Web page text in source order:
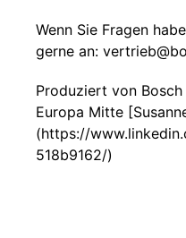
Wenn Sie Fragen
gerne an:
Produziert von
Europa Mitte
(https://
518b9162/)